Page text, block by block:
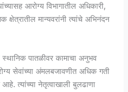
आरोग्य विभागातील अधिकारी,
क्षेत्रातील मान्यवरांनी त्यांचे अभिनंदन
पातळीवर कामाचा अनुभव
सेवांच्या अंमलबजावणीत अधिक गती
त्यांच्या नेतृत्वाखाली बुलढाणा